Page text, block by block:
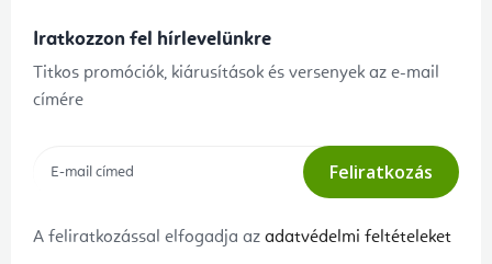
Iratkozzon fel hírlevelünkre
Titkos promóciók, kiárusítások és versenyek az e-mail
címére
Feliratkozás
A feliratkozással elfogadja az adatvédelmi feltételeket